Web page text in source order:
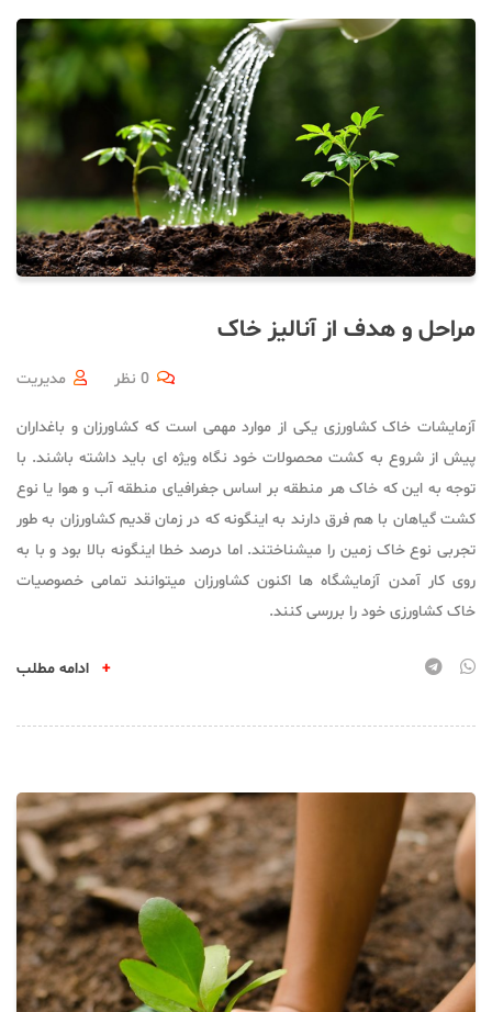
مراحل و هدف از آنالیز خاک
مدیریت 0 نظر
آزمایشات خاک کشاورزی یکی از موارد مهمی است که کشاورزان و باغداران
پیش از شروع به کشت محصولات خود نگاه ویژه ای باید داشته باشند. با
توجه به این که خاک هر منطقه بر اساس جغرافیای منطقه آب و هوا یا نوع
کشت گیاهان با هم فرق دارند به اینگونه که در زمان قدیم کشاورزان به طور
تجربی نوع خاک زمین را میشناختند. اما درصد خطا اینگونه بالا بود و با به
روی کار آمدن آزمایشگاه ها اکنون کشاورزان میتوانند تمامی خصوصیات
خاک کشاورزی خود را بررسی کنند.
+